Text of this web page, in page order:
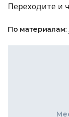
Переходите и
По материалам: